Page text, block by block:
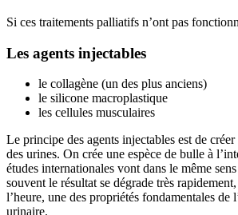
Si ces traitements palliatifs n’ont pas
Les agents injectables
le collagène (un des plus anciens)
le silicone macroplastique
les cellules musculaires
Le principe des agents injectables est de
des urines. On crée une espèce de bulle à
études internationales vont dans le même
souvent le résultat se dégrade très
l’heure, une des propriétés fondamentales
urinaire.